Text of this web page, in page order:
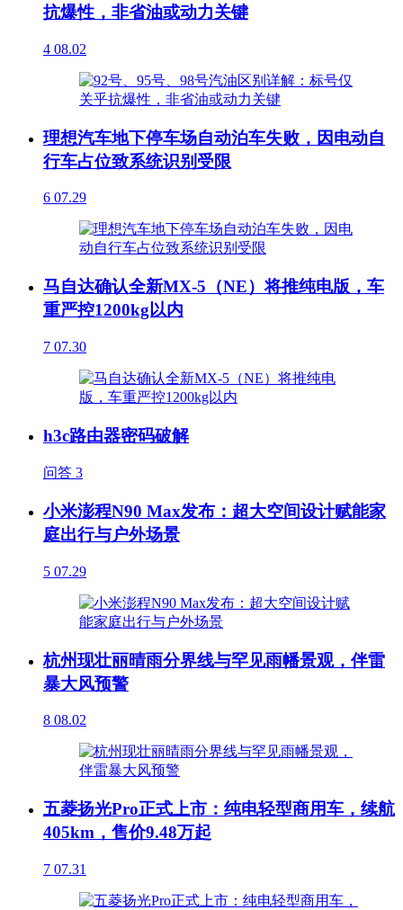
抗爆性，非省油或动力关键
4 08.02
理想汽车地下停车场自动泊车失败，因电动自
行车占位致系统识别受限
6 07.29
马自达确认全新MX-5（NE）将推纯电版，车
重严控1200kg以内
7 07.30
h3c路由器密码破解
问答 3
小米澎程N90 Max发布：超大空间设计赋能家
庭出行与户外场景
5 07.29
杭州现壮丽晴雨分界线与罕见雨幡景观，伴雷
暴大风预警
8 08.02
五菱扬光Pro正式上市：纯电轻型商用车，续航
405km，售价9.48万起
7 07.31